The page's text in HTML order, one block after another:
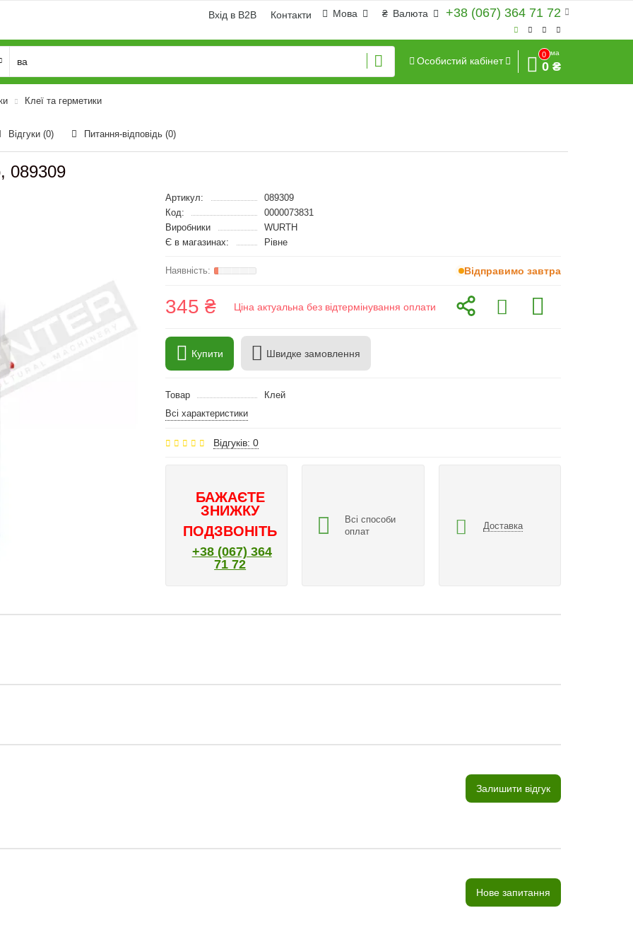
+38 (067) 364 71 72
₴ Валюта
Мова
Вхід в B2B Контакти
Особистий кабінет
0
Сума
0 ₴
Клеї та герметики
Відгуки (0) Питання-відповідь (0)
089309
Артикул:
089309
Код:
0000073831
Виробники
WURTH
Є в магазинах:
Рівне
Відправимо завтра
345 ₴ Ціна актуальна без відтермінування оплати
Купити Швидке замовлення
Товар
Клей
Всі характеристики
Відгуків: 0
БАЖАЄТЕ
ЗНИЖКУ
ПОДЗВОНІТЬ
+38 (067) 364
71 72
Всі способи
оплат
Доставка
Залишити відгук
Нове запитання